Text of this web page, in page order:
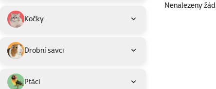
Kočky
Drobní savci
Ptáci
Produkty v
Nenalezeny